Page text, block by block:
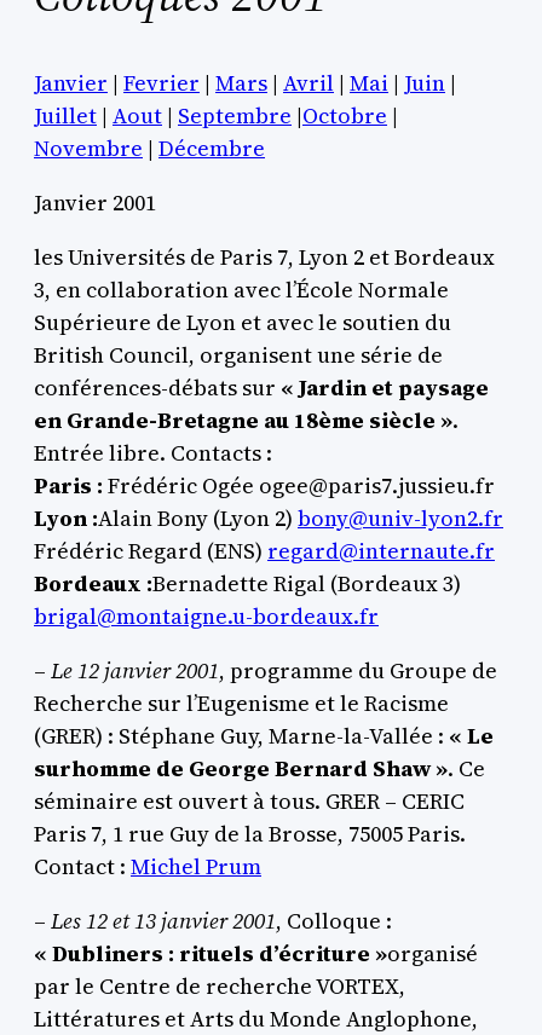
Janvier | Fevrier | Mars | Avril | Mai | Juin |
Juillet | Aout | Septembre |Octobre |
Novembre | Décembre
Janvier 2001
les Universités de Paris 7, Lyon 2 et Bordeaux
3, en collaboration avec l’École Normale
Supérieure de Lyon et avec le soutien du
British Council, organisent une série de
conférences-débats sur « Jardin et paysage
en Grande-Bretagne au 18ème siècle ».
Entrée libre. Contacts :
Paris : Frédéric Ogée ogee@paris7.jussieu.fr
Lyon :Alain Bony (Lyon 2) bony@univ-lyon2.fr
Frédéric Regard (ENS) regard@internaute.fr
Bordeaux :Bernadette Rigal (Bordeaux 3)
brigal@montaigne.u-bordeaux.fr
– Le 12 janvier 2001, programme du Groupe de
Recherche sur l’Eugenisme et le Racisme
(GRER) : Stéphane Guy, Marne-la-Vallée : « Le
surhomme de George Bernard Shaw ». Ce
séminaire est ouvert à tous. GRER – CERIC
Paris 7, 1 rue Guy de la Brosse, 75005 Paris.
Contact : Michel Prum
– Les 12 et 13 janvier 2001, Colloque :
« Dubliners : rituels d’écriture »organisé
par le Centre de recherche VORTEX,
Littératures et Arts du Monde Anglophone,